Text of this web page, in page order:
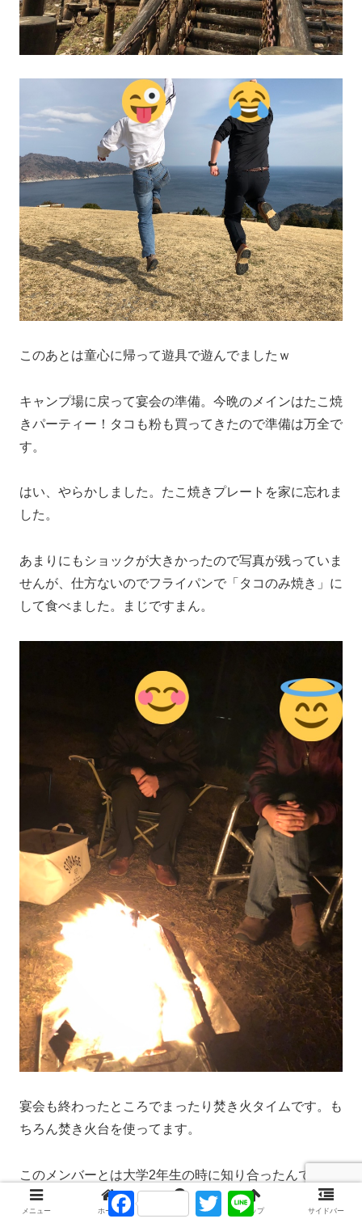
このあとは童心に帰って遊具で遊んでましたｗ
キャンプ場に戻って宴会の準備。今晩のメインはたこ焼
きパーティー！タコも粉も買ってきたので準備は万全で
す。
はい、やらかしました。たこ焼きプレートを家に忘れま
した。
あまりにもショックが大きかったので写真が残っていま
せんが、仕方ないのでフライパンで「タコのみ焼き」に
して食べました。まじですまん。
宴会も終わったところでまったり焚き火タイムです。も
ちろん焚き火台を使ってます。
このメンバーとは大学2年生の時に知り合ったんです
が、それ以来ずっと一緒に行動している友達です。学生
時代の思い出を語りながら最高の夜を過ごしました。
メニュー ホーム トップ サイドバー
F
a
T
L
i